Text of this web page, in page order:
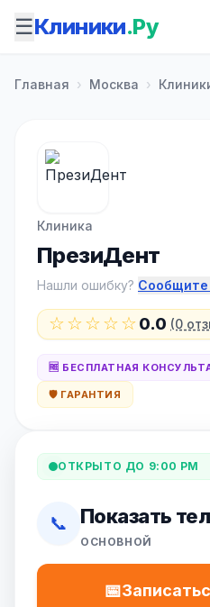
☰Клиники.Ру
Главная › Москва ›
Клиника
ПрезиДент
Нашли ошибку?
☆☆☆☆☆0.0 (0
🆓 БЕСПЛАТНАЯ
🛡️ ГАРАНТИЯ
ОТКРЫТО ДО 9:00 PM
📞 Показать
ОСНОВНОЙ
📅